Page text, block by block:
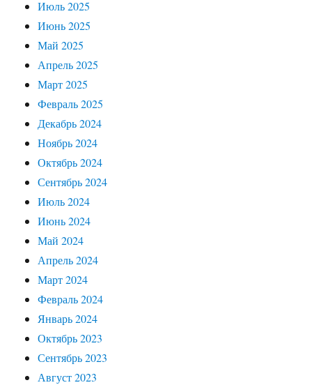
Июль 2025
Июнь 2025
Май 2025
Апрель 2025
Март 2025
Февраль 2025
Декабрь 2024
Ноябрь 2024
Октябрь 2024
Сентябрь 2024
Июль 2024
Июнь 2024
Май 2024
Апрель 2024
Март 2024
Февраль 2024
Январь 2024
Октябрь 2023
Сентябрь 2023
Август 2023